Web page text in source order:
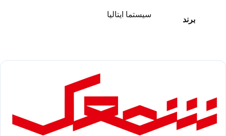
برند
سیستما ایتالیا